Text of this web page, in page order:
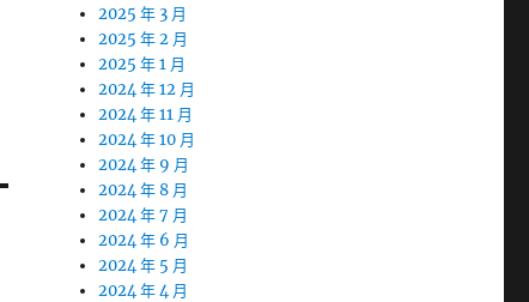
2025 年 3 月
2025 年 2 月
2025 年 1 月
2024 年 12 月
2024 年 11 月
2024 年 10 月
2024 年 9 月
2024 年 8 月
2024 年 7 月
2024 年 6 月
2024 年 5 月
2024 年 4 月